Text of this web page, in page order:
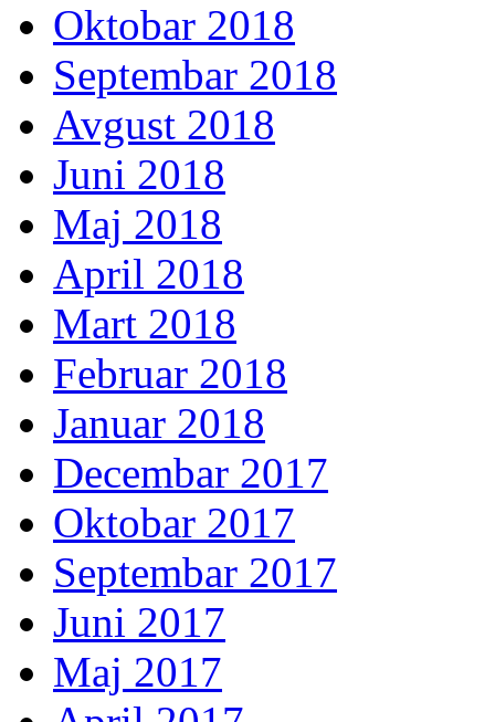
Oktobar 2018
Septembar 2018
Avgust 2018
Juni 2018
Maj 2018
April 2018
Mart 2018
Februar 2018
Januar 2018
Decembar 2017
Oktobar 2017
Septembar 2017
Juni 2017
Maj 2017